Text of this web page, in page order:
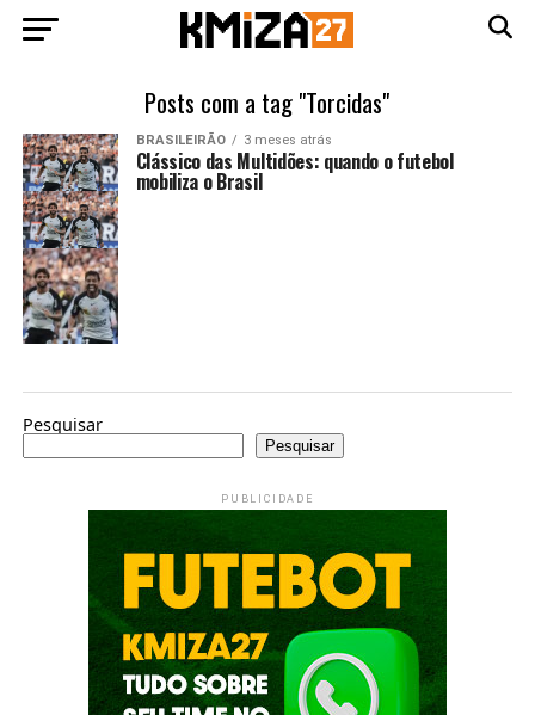
Posts com a tag "Torcidas"
BRASILEIRÃO 3 meses atrás
Clássico das Multidões: quando o futebol
mobiliza o Brasil
Pesquisar
Pesquisar
PUBLICIDADE